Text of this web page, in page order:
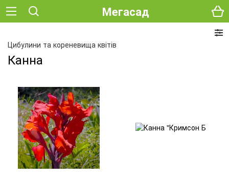
Мегасад
Цибулини та кореневища квітів
Канна